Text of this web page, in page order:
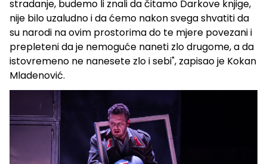
stradanje, budemo li znali da čitamo Darkove knjige,
nije bilo uzaludno i da ćemo nakon svega shvatiti da
su narodi na ovim prostorima do te mjere povezani i
prepleteni da je nemoguće naneti zlo drugome, a da
istovremeno ne nanesete zlo i sebi", zapisao je Kokan
Mladenović.